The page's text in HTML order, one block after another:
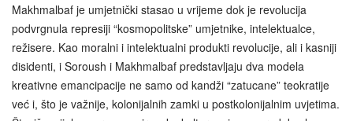
Makhmalbaf je umjetnički stasao u vrijeme dok je revolucija
podvrgnula represiji “kosmopolitske” umjetnike, intelektualce,
režisere. Kao moralni i intelektualni produkti revolucije, ali i kasniji
disidenti, i Soroush i Makhmalbaf predstavljaju dva modela
kreativne emancipacije ne samo od kandži “zatucane” teokratije
već i, što je važnije, kolonijalnih zamki u postkolonijalnim uvjetima.